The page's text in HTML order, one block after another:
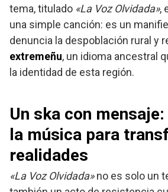
tema, titulado «La Voz Olvidada»,
una simple canción: es un
denuncia la despoblación rural y
extremeñu, un idioma ancestral
la identidad de esta región.
Un ska con
la música para
realidades
«La Voz Olvidada»no es solo un